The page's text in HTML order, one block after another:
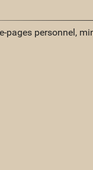
pages personnel,